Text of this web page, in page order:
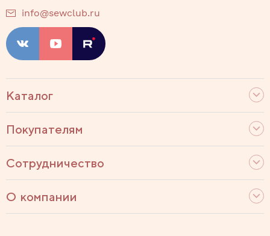
Каталог
Покупателям
Сотрудничество
О компании
info@sewclub.ru